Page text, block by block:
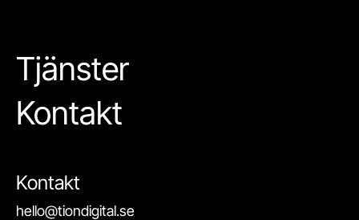
Tjänster
Kontakt
Kontakt
hello@tiondigital.se